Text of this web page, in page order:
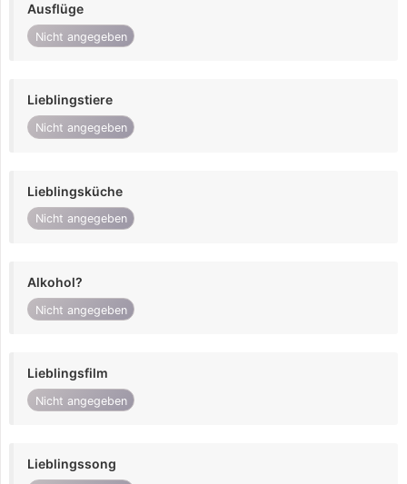
Ausflüge
Nicht angegeben
Lieblingstiere
Nicht angegeben
Lieblingsküche
Nicht angegeben
Alkohol?
Nicht angegeben
Lieblingsfilm
Nicht angegeben
Lieblingssong